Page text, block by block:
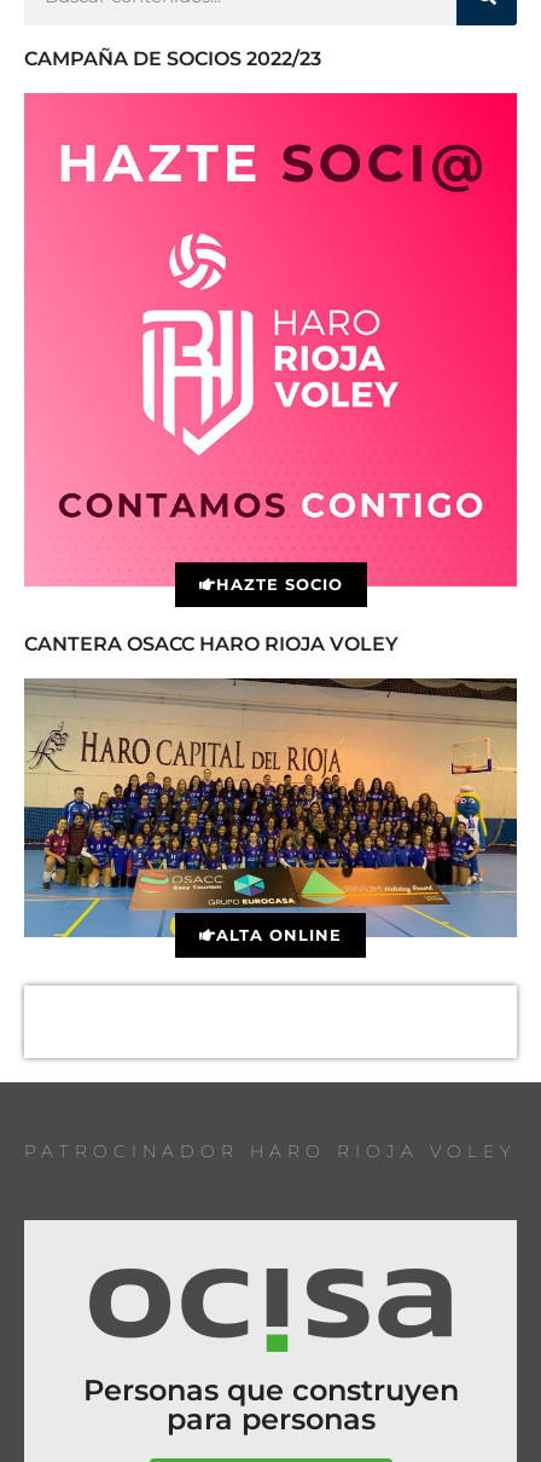
CAMPAÑA DE SOCIOS 2022/23
HAZTE SOCIO
CANTERA OSACC HARO RIOJA VOLEY
ALTA ONLINE
PATROCINADOR HARO RIOJA VOLEY
Personas que construyen
para personas